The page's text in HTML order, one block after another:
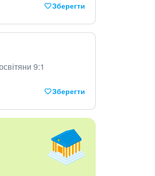
Зберегти
9:1
Зберегти